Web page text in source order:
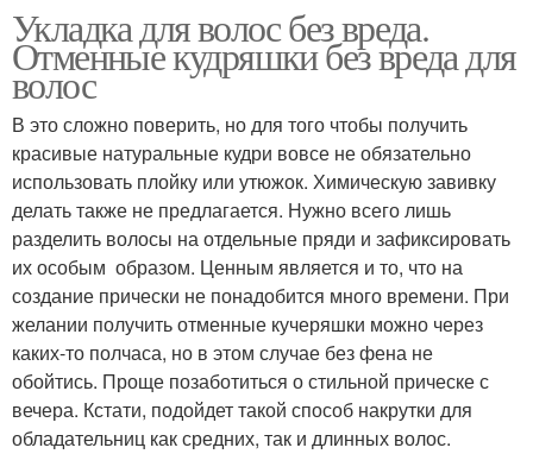
Укладка для волос без вреда.
Отменные кудряшки без вреда для
волос
В это сложно поверить, но для того чтобы получить
красивые натуральные кудри вовсе не обязательно
использовать плойку или утюжок. Химическую завивку
делать также не предлагается. Нужно всего лишь
разделить волосы на отдельные пряди и зафиксировать
их особым образом. Ценным является и то, что на
создание прически не понадобится много времени. При
желании получить отменные кучеряшки можно через
каких-то полчаса, но в этом случае без фена не
обойтись. Проще позаботиться о стильной прическе с
вечера. Кстати, подойдет такой способ накрутки для
обладательниц как средних, так и длинных волос.